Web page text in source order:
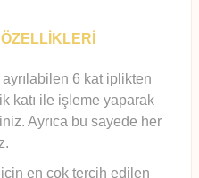
6 kat iplikten
katı ile işleme yaparak
Ayrıca bu sayede her
en çok tercih edilen